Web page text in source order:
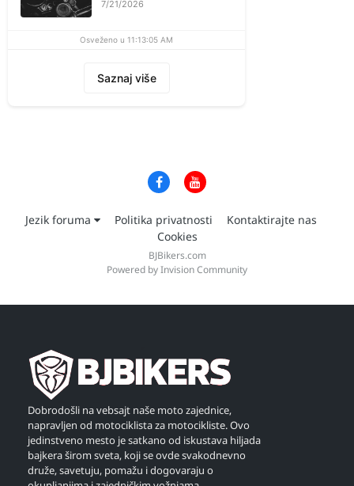
7/21/2026
Osveženo u 11:13:05 AM
Saznaj više
Jezik foruma Politika privatnosti
Kontaktirajte nas
Cookies
BJBikers.com
Powered by Invision Community
Dobrodošli na vebsajt naše moto zajednice,
napravljen od motociklista za motocikliste. Ovo
jedinstveno mesto je satkano od iskustava hiljada
bajkera širom sveta, koji se ovde svakodnevno
druže, savetuju, pomažu i dogovaraju o